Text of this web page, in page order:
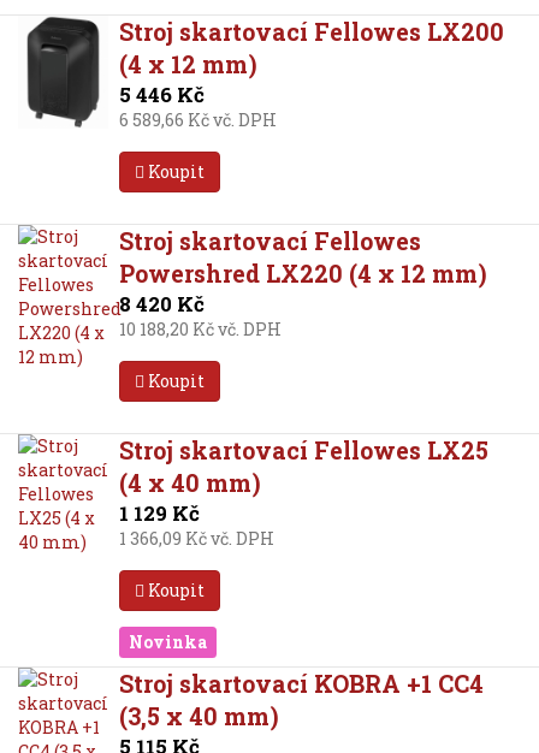
Stroj skartovací Fellowes LX200
(4 x 12 mm)
5 446 Kč
6 589,66 Kč vč. DPH
Koupit
Stroj skartovací Fellowes
Powershred LX220 (4 x 12 mm)
8 420 Kč
10 188,20 Kč vč. DPH
Koupit
Stroj skartovací Fellowes LX25
(4 x 40 mm)
1 129 Kč
1 366,09 Kč vč. DPH
Koupit
Novinka
Stroj skartovací KOBRA +1 CC4
(3,5 x 40 mm)
5 115 Kč